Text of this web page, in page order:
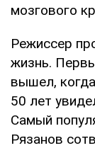
мозгового
Режиссер
жизнь.
вышел,
50 лет
Самый
Рязанов